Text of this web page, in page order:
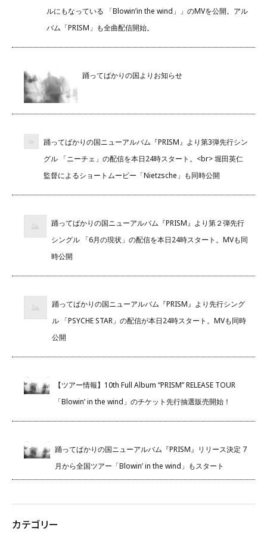
ルにもなっている 「Blowin’in the wind」」のMVを公開。アル
バム「PRISM」も全曲配信開始。
踊ってばかりの国よりお知らせ
踊ってばかりの国ニューアルバム『PRISM』より第3弾先行シン
グル 「ニーチェ」の配信を本日24時スタート。<br> 堀田英仁
監督によるショートムービー「Nietzsche」も同時公開
踊ってばかりの国ニューアルバム『PRISM』より第２弾先行
シングル 「6月の現状」の配信を本日24時スタート。MVも同
時公開
踊ってばかりの国ニューアルバム『PRISM』より先行シング
ル 「PSYCHE STAR」の配信が本日24時スタート。MVも同時
公開
【ツアー情報】10th Full Album “PRISM” RELEASE TOUR
「Blowin’ in the wind」のチケット先行抽選販売開始！
踊ってばかりの国ニューアルバム『PRISM』リリース決定 7
月から全国ツアー「Blowin’ in the wind」もスタート
カテゴリー